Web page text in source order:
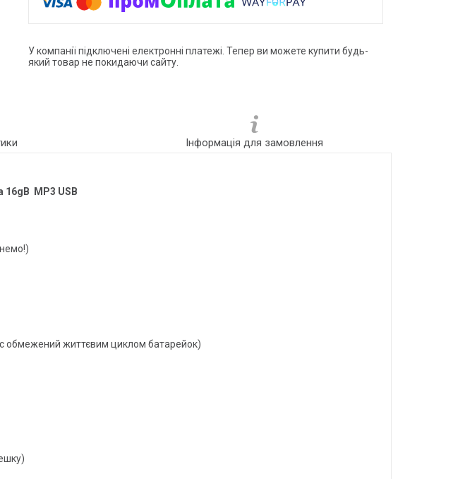
У компанії підключені електронні платежі. Тепер ви можете купити будь-
який товар не покидаючи сайту.
Інформація для замовлення
16gB MP3 USB
обмежений життєвим циклом батарейок)